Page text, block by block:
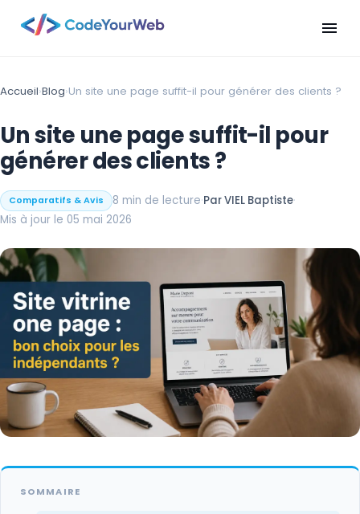
menu
Accueil›Blog›Un site une page suffit-il pour générer des clients ?
Un site une page suffit-il pour
générer des clients ?
Comparatifs & Avis 8 min de lecture·Par VIEL Baptiste·
Mis à jour le 05 mai 2026
SOMMAIRE